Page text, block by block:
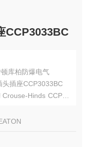
CCP3033BC
库柏防爆电气
UL插头插座CCP3033BC
Hinds CCP30
Beiyuan Electric